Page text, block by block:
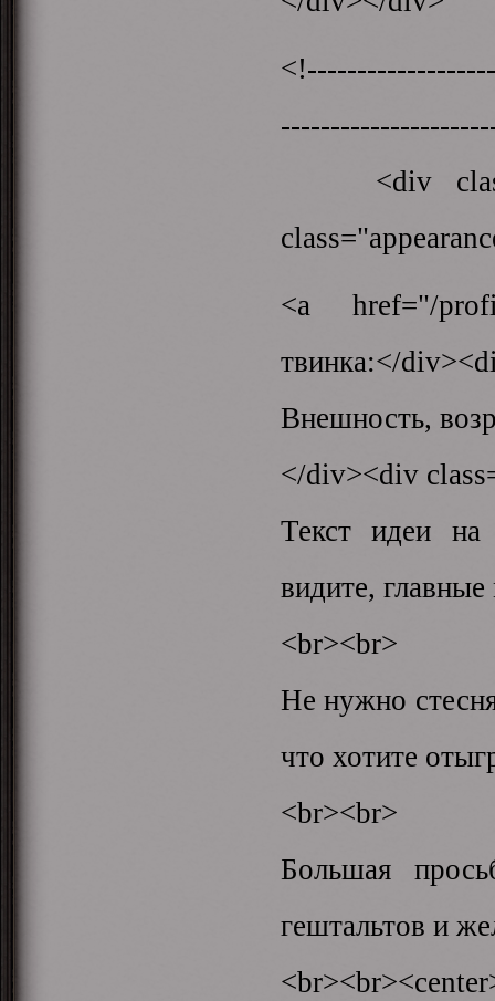
<div
<a href="/
твинка:</
Внешность,
</div><div
Текст идеи
видите,
<br><br>
Не нужно
что хотите
<br><br>
Большая
гештальтов и